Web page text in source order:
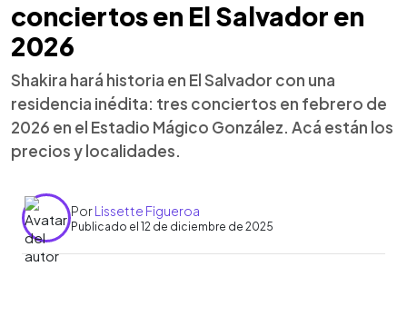
conciertos en El Salvador en
2026
Shakira hará historia en El Salvador con una
residencia inédita: tres conciertos en febrero de
2026 en el Estadio Mágico González. Acá están los
precios y localidades.
PorLissette Figueroa
Publicado el 12 de diciembre de 2025